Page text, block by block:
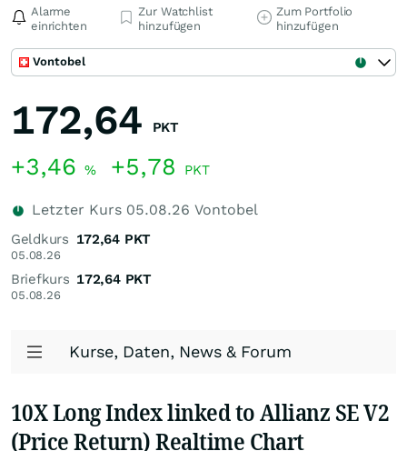
Alarme
einrichten
Zur Watchlist
hinzufügen
Zum Portfolio
hinzufügen
Vontobel
172,64 PKT
+3,46 % +5,78 PKT
Letzter Kurs 05.08.26 Vontobel
Geldkurs
05.08.26
172,64 PKT
Briefkurs
05.08.26
172,64 PKT
Kurse, Daten, News & Forum
10X Long Index linked to Allianz SE V2
(Price Return) Realtime Chart